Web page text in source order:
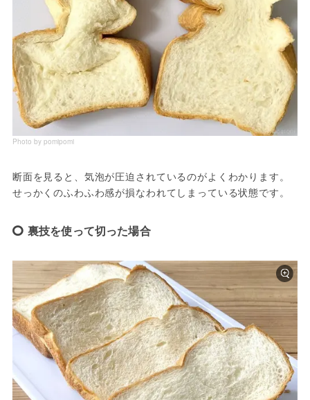
Photo by pomipomi
断面を見ると、気泡が圧迫されているのがよくわかります。
せっかくのふわふわ感が損なわれてしまっている状態です。
裏技を使って切った場合